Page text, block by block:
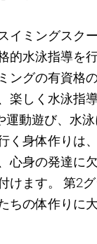
イミングスク
的水泳指導を
ングの有資格
楽しく水泳指
運動遊び、水泳
く身体作りは
心身の発達に
けます。 第2
ちの体作りに